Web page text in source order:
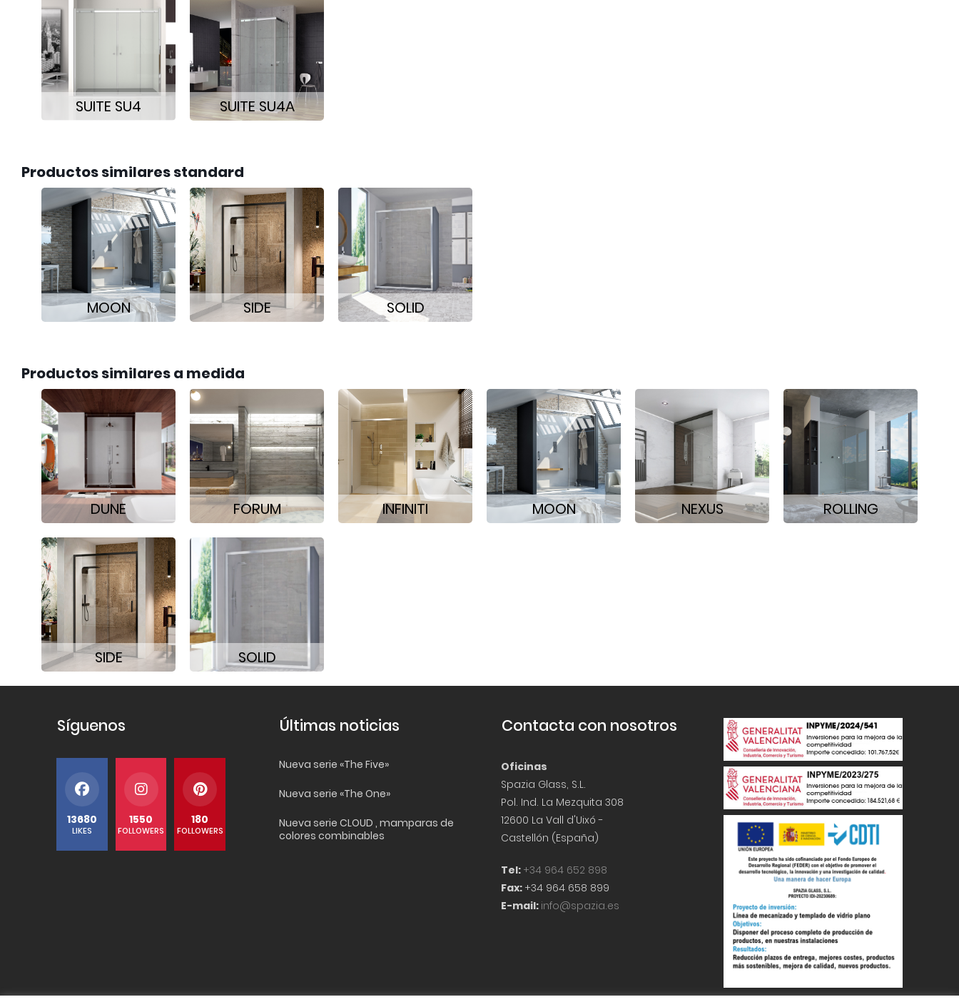
SUITE SU4 SUITE SU4A
Productos similares standard
MOON SIDE SOLID
Productos similares a medida
DUNE FORUM INFINITI MOON NEXUS ROLLING
SIDE SOLID
Síguenos
13680
LIKES
1550
FOLLOWERS
180
FOLLOWERS
Últimas noticias
Nueva serie «The Five»
Nueva serie «The One»
Nueva serie CLOUD , mamparas de
colores combinables
Contacta con nosotros
Oficinas
Spazia Glass, S.L.
Pol. Ind. La Mezquita 308
12600 La Vall d'Uixó -
Castellón (España)
Tel: +34 964 652 898
Fax: +34 964 658 899
E-mail: info@spazia.es